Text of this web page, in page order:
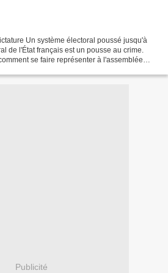
Un système électoral poussé jusqu'à
de l'État français est un pousse au crime.
se faire représenter à l'assemblée
Publicité